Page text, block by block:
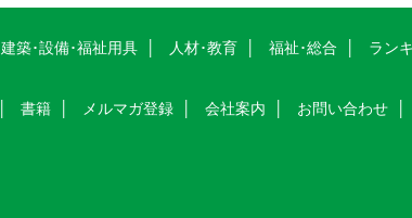
建築･設備･福祉用具 人材･教育 福祉･総合
ラン
書籍 メルマガ登録 会社案内 お問い合わせ